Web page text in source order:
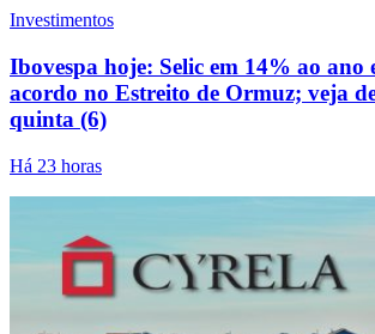
Investimentos
Ibovespa hoje: Selic em 14% ao ano
acordo no Estreito de Ormuz; veja
quinta (6)
Há 23 horas